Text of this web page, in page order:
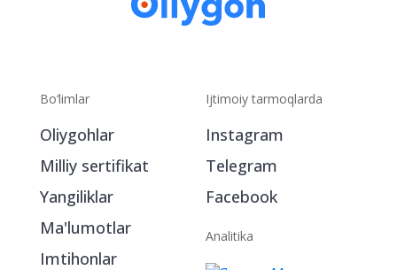
Bo‘limlar
Oliygohlar
Milliy sertifikat
Yangiliklar
Ma'lumotlar
Imtihonlar
Ijtimoiy tarmoqlarda
Instagram
Telegram
Facebook
Analitika